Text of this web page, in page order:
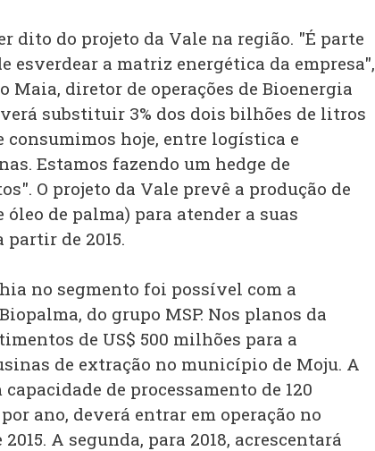
dito do projeto da Vale na região. "É parte
esverdear a matriz energética da empresa",
Maia, diretor de operações de Bioenergia
substituir 3% dos dois bilhões de litros
consumimos hoje, entre logística e
Estamos fazendo um hedge de
O projeto da Vale prevê a produção de
óleo de palma) para atender a suas
partir de 2015.
no segmento foi possível com a
do grupo MSP. Nos planos da
de US$ 500 milhões para a
de extração no município de Moju. A
de processamento de 120
ano, deverá entrar em operação no
A segunda, para 2018, acrescentará